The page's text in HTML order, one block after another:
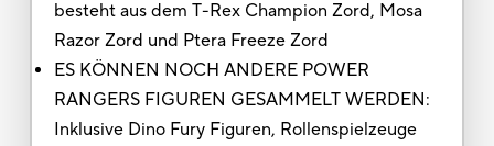
besteht aus dem T-Rex Champion Zord, Mosa
Razor Zord und Ptera Freeze Zord
ES KÖNNEN NOCH ANDERE POWER
RANGERS FIGUREN GESAMMELT WERDEN:
Inklusive Dino Fury Figuren, Rollenspielzeuge